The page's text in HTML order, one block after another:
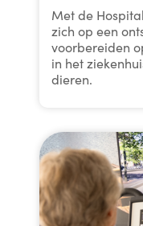
Met de
zich op een
voorbereiden
in het
dieren.